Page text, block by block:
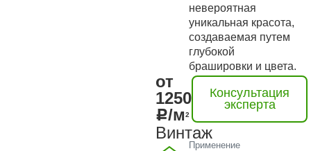
невероятная
уникальная красота,
создаваемая путем
глубокой
брашировки и цвета.
от
1250
/м2
Консультация
эксперта
Винтаж
Применение